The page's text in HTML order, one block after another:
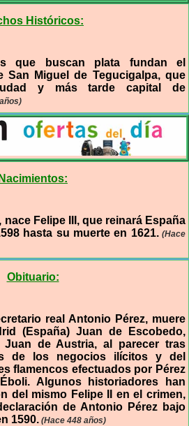
Históricos:
que buscan plata fundan el
San Miguel de Tegucigalpa, que
y más tarde capital de
Nacimientos:
nace Felipe III, que reinará España
hasta su muerte en 1621.(Hace
Obituario:
real Antonio Pérez, muere
(España) Juan de Escobedo,
de Austria, al parecer tras
de los negocios ilícitos y del
flamencos efectuados por Pérez
Algunos historiadores han
del mismo Felipe II en el crimen,
de Antonio Pérez bajo
1590. (Hace 448 años)